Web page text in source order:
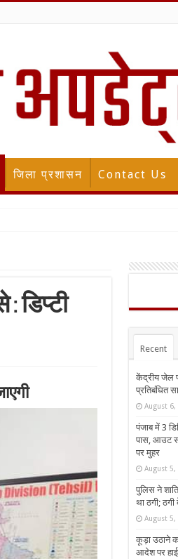
जिला प्रशासन Contact Us
डिप्टी
Recent
केंद्रीय जेल
प्रतिबंधित
August 6,
पंजाब में 3
पास, आउट
पर मुहर
August 5,
पुलिस ने
था ठगी;
August 5,
कूड़ा उठाने
आदेश पर हाई